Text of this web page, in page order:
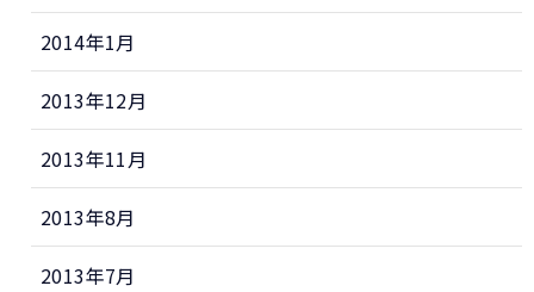
2014年1月
2013年12月
2013年11月
2013年8月
2013年7月